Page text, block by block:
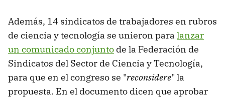
Además, 14 sindicatos de trabajadores en rubros
de ciencia y tecnología se unieron para lanzar
un comunicado conjunto de la Federación de
Sindicatos del Sector de Ciencia y Tecnología,
para que en el congreso se "reconsidere" la
propuesta. En el documento dicen que aprobar